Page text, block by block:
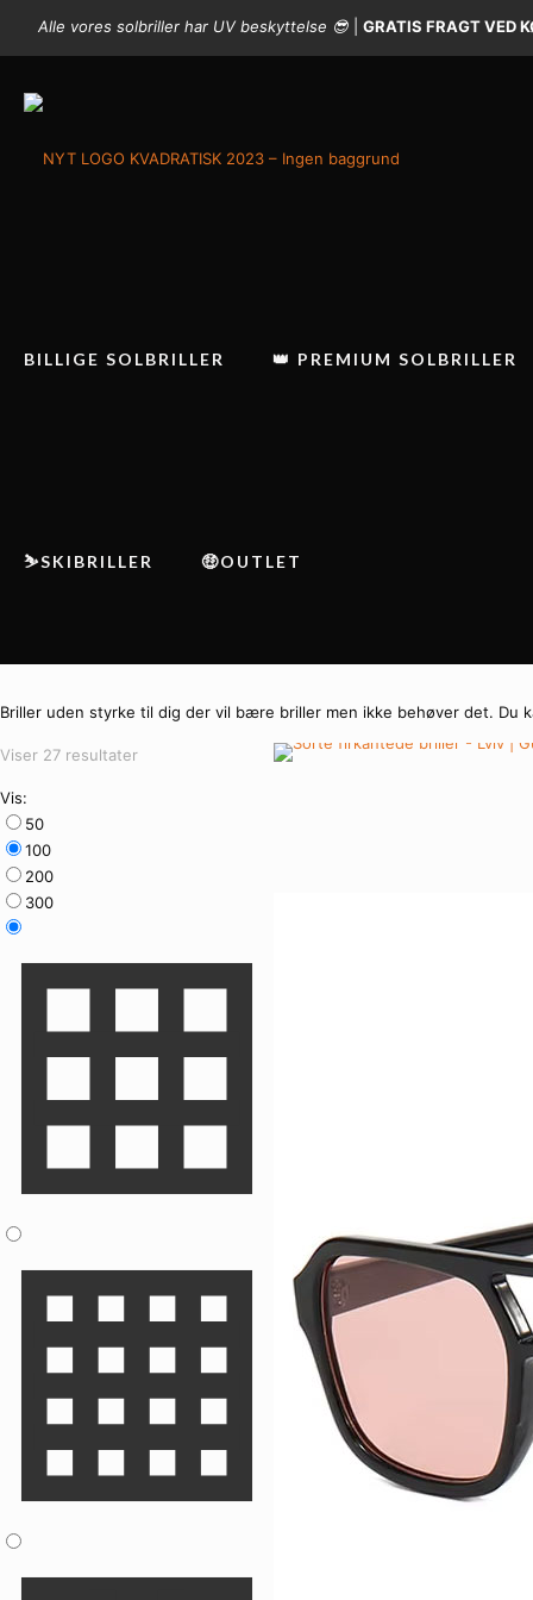
Alle vores solbriller har UV beskyttelse 😎 GRATIS FRAGT VED
BILLIGE SOLBRILLER 👑 PREMIUM SOLBRILLER
⛷️SKIBRILLER 🤑OUTLET
Briller uden styrke til dig der vil bære briller men ikke behøver det.
Viser 27 resultaterSorteret
Vis:
50
100
200
300